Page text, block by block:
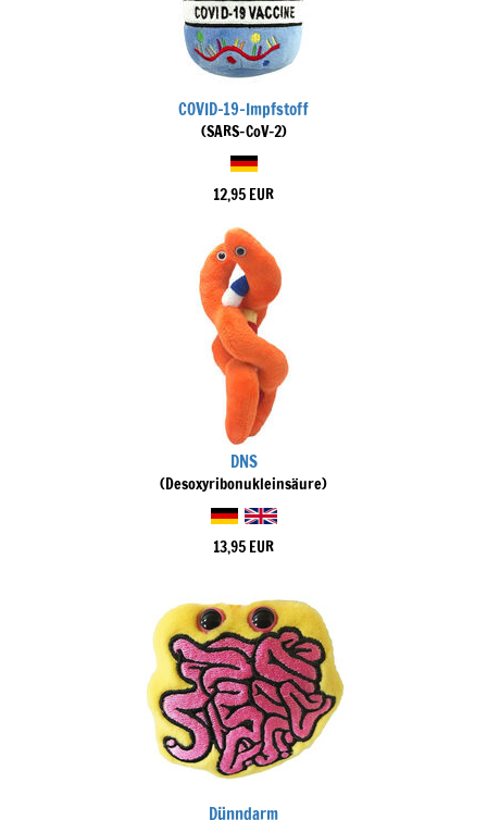
COVID-19-Impfstoff
(SARS-CoV-2)
12,95 EUR
DNS
(Desoxyribonukleinsäure)
13,95 EUR
Dünndarm